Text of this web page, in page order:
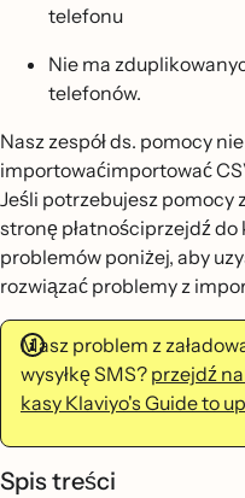
telefonu
Nie ma
telefonów.
Nasz zespół ds. pomocy
importowaćimportować
Jeśli potrzebujesz pomocy
stronę płatnościprzejdź
problemów poniżej, aby
rozwiązać problemy z
Masz problem z
wysyłkę SMS? przejdź
kasy Klaviyo's Guide to
Spis treści